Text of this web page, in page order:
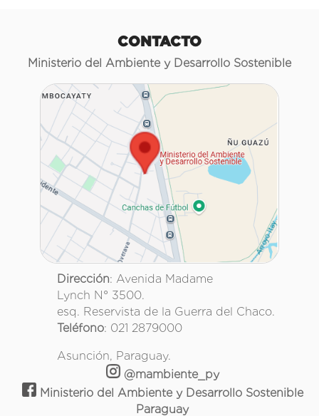
CONTACTO
Ministerio del Ambiente y Desarrollo Sostenible
Dirección: Avenida Madame
Lynch N° 3500.
esq. Reservista de la Guerra del Chaco.
Teléfono: 021 2879000
Asunción, Paraguay.
@mambiente_py
Ministerio del Ambiente y Desarrollo Sostenible
Paraguay